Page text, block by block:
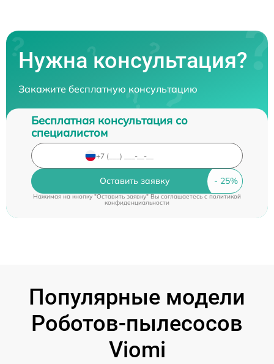
Нужна консультация?
Закажите бесплатную консультацию
Бесплатная консультация со
специалистом
Оставить заявку
Нажимая на кнопку "Оставить заявку" Вы соглашаетесь c политикой
конфиденциальности
Популярные модели
Роботов-пылесосов
Viomi